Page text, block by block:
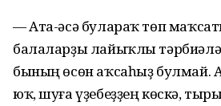
— Ата-әсә булараҡ төп
балаларҙы лайыҡлы
бының өсөн аҡсаһыҙ булмай.
юҡ, шуға үҙебеҙҙең көскә,